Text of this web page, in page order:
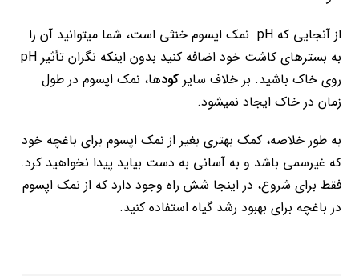
از آنجایی که pH نمک اپسوم خنثی است، شما ­می­توانید آن را
به بسترهای کاشت خود اضافه کنید بدون اینکه نگران تأثیر pH
روی خاک باشید. بر خلاف سایرکودها، نمک اپسوم در طول
زمان در خاک ایجاد نمی­شود.
به طور خلاصه، کمک بهتری بغیر از نمک اپسوم برای باغچه خود
که غیرسمی باشد و به آسانی به دست بیاید پیدا نخواهید کرد.
فقط برای شروع، در اینجا شش راه وجود دارد که از نمک اپسوم
در باغچه برای بهبود رشد گیاه استفاده کنید.